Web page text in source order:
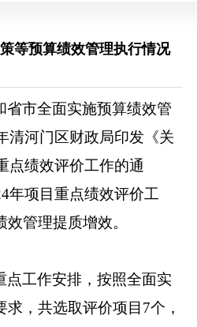
等预算绩效管理执行情况
省市全面实施预算绩效管
清河门区财政局印发《关
点绩效评价工作的通
4年项目重点绩效评价工
管理提质增效。
点工作安排，按照全面实
，共选取评价项目 7个，